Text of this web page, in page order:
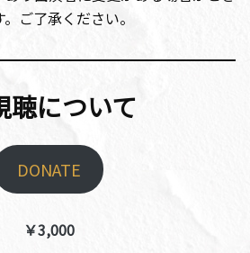
。ご了承ください。
聴について
DONATE
￥3,000